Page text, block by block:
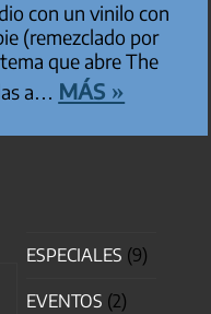
con un vinilo con
(remezclado por
que abre The
a… más »
ESPECIALES (9)
EVENTOS (2)